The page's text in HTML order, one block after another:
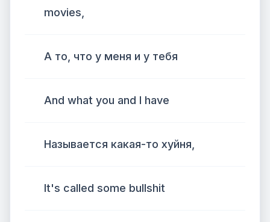
movies,
А то, что у меня и у тебя
And what you and I have
Называется какая-то хуйня,
It's called some bullshit